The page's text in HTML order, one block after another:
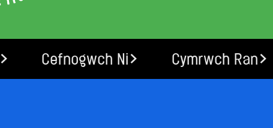
Cefnogwch Ni Cymrwch Ran